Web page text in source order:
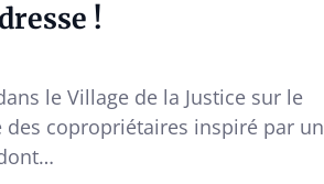
!
le Village de la Justice sur le
des copropriétaires inspiré par un